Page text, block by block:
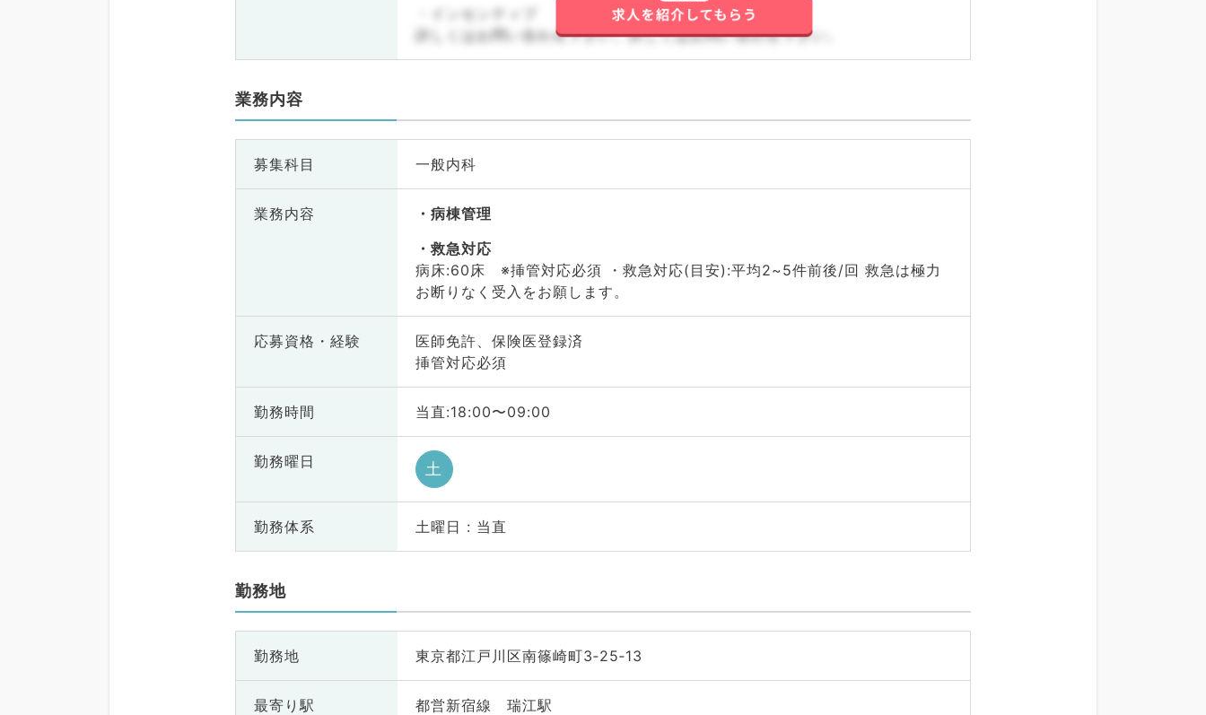
・インセンティブ
詳しくはお問い合わせ下さい。詳しくはお問い合わせ下さい。
業務内容
募集科目 一般内科
業務内容
病棟管理
救急対応
病床:60床 ※挿管対応必須 ・救急対応(目安):平均2~5件前後/回 救急は極力
お断りなく受入をお願します。
応募資格・ 経験
医師免許、保険医登録済
挿管対応必須
勤務時間 当直:18:00〜09:00
勤務曜日 土
勤務体系 土曜日 : 当直
勤務地
勤務地 東京都江戸川区南篠崎町3‐25‐13
最寄り駅 都営新宿線 瑞江駅